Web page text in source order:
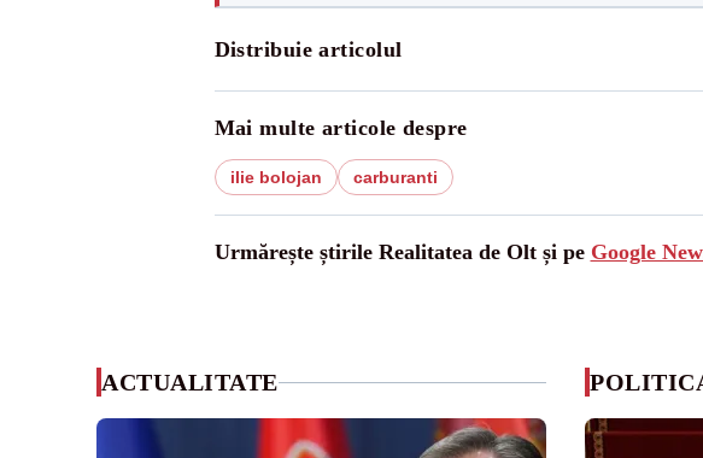
Distribuie articolul
Mai multe articole despre
ilie bolojan carburanti
Urmărește știrile Realitatea de Olt și pe Google
ACTUALITATE